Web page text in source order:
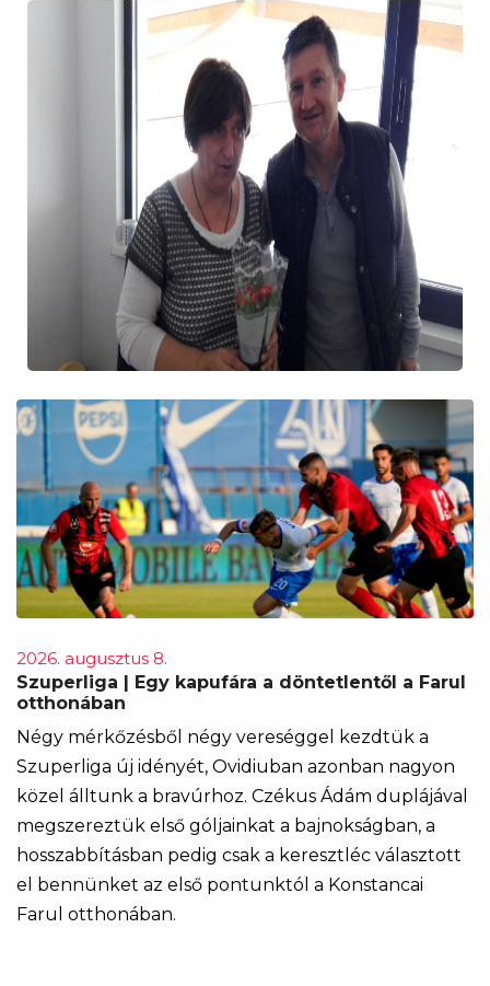
2026. augusztus 8.
Szuperliga | Egy kapufára a döntetlentől a Farul
otthonában
Négy mérkőzésből négy vereséggel kezdtük a
Szuperliga új idényét, Ovidiuban azonban nagyon
közel álltunk a bravúrhoz. Czékus Ádám duplájával
megszereztük első góljainkat a bajnokságban, a
hosszabbításban pedig csak a keresztléc választott
el bennünket az első pontunktól a Konstancai
Farul otthonában.